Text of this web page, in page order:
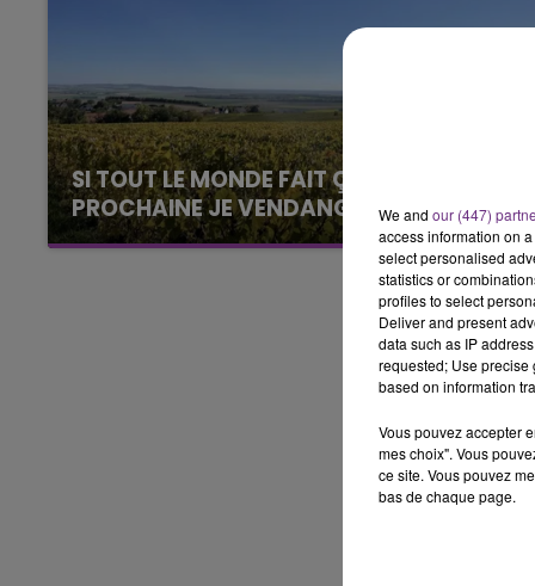
CHAMPAGNE FM
SI TOUT LE MONDE FAIT ÇA, MOI L'ANNÉE
PROCHAINE JE VENDANGE EN...
La vendange en Champagne a débuté ce jeudi
6 août dans la commune de Montgueux (Aube).
We and our (447)
access information on
select personalised
statistics or
profiles to select
Deliver and present
data such as IP
requested; Use precise
based on information
Vous pouvez accepter
mes choix". Vous
ce site. Vous pouvez
bas de chaque page.